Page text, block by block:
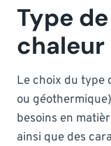
Type
Le choix du type
ou
besoins en
ainsi que des